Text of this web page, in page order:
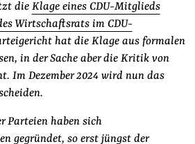
die Klage eines CDU-Mitglieds
Wirtschaftsrats im CDU-
hat die Klage aus formalen
in der Sache aber die Kritik von
Im Dezember 2024 wird nun das
Parteien haben sich
gegründet, so erst jüngst der